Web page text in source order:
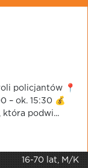
policjantów 📍
– ok. 15:30 💰
która podwi...
16-70 lat, M/K